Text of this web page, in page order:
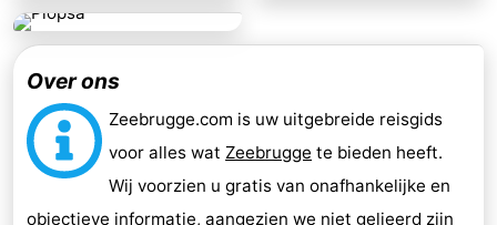
Over ons
Zeebrugge.com is uw uitgebreide reisgids
voor alles watZeebrugge te bieden heeft.
Wij voorzien u gratis van onafhankelijke en
objectieve informatie, aangezien we niet gelieerd zijn